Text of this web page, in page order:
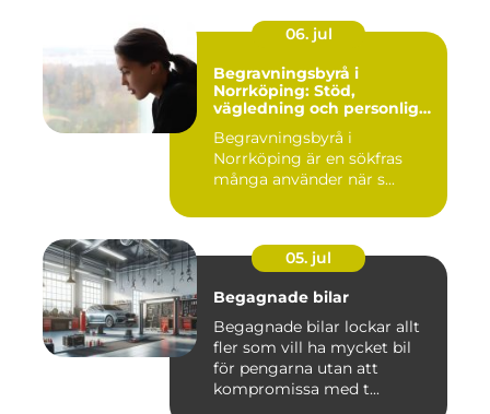
06. jul
Begravningsbyrå i
Norrköping: Stöd,
vägledning och personliga
Begravningsbyrå i
Norrköping är en sökfras
många använder när s...
05. jul
Begagnade bilar
Begagnade bilar lockar allt
fler som vill ha mycket bil
för pengarna utan att
kompromissa med t...